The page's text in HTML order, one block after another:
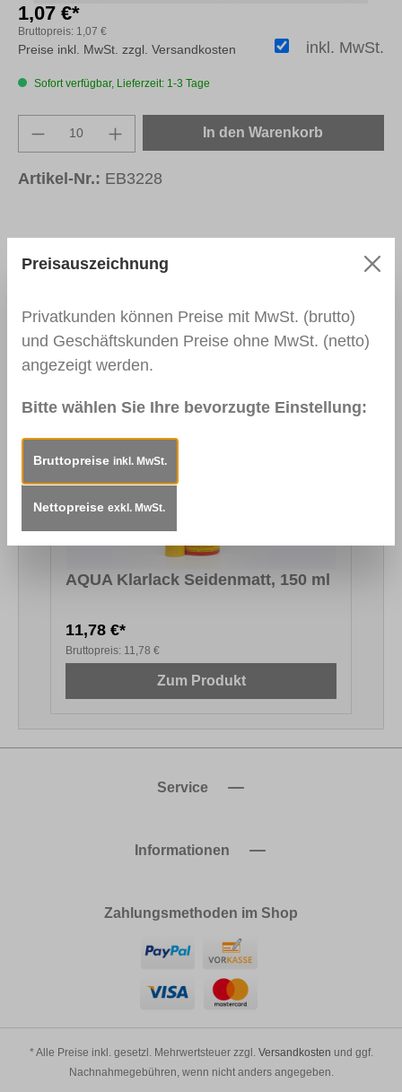
1,07 €*
Bruttopreis: 1,07 €
inkl. MwSt.
Preise inkl. MwSt. zzgl. Versandkosten
Sofort verfügbar, Lieferzeit: 1-3 Tage
Produkt Anzahl: Gib den gewünschten
In den Warenkorb
Artikel-Nr.: EB3228
Beschreibung
Wirbelsprühkopf für den AQUA-
Produktgalerie überspringen
Das könnte Sie auch interessieren
AQUA Klarlack Seidenmatt, 150 ml
11,78 €*
Bruttopreis: 11,78 €
Zum Produkt
Service
Informationen
Zahlungsmethoden im Shop
* Alle Preise inkl. gesetzl. Mehrwertsteuer zzgl. Versandkosten und ggf.
Nachnahmegebühren, wenn nicht anders angegeben.
Preisauszeichnung
Privatkunden können Preise mit MwSt. (brutto)
und Geschäftskunden Preise ohne MwSt. (netto)
angezeigt werden.
Bitte wählen Sie Ihre bevorzugte Einstellung:
Bruttopreise inkl. MwSt.
Nettopreise exkl. MwSt.